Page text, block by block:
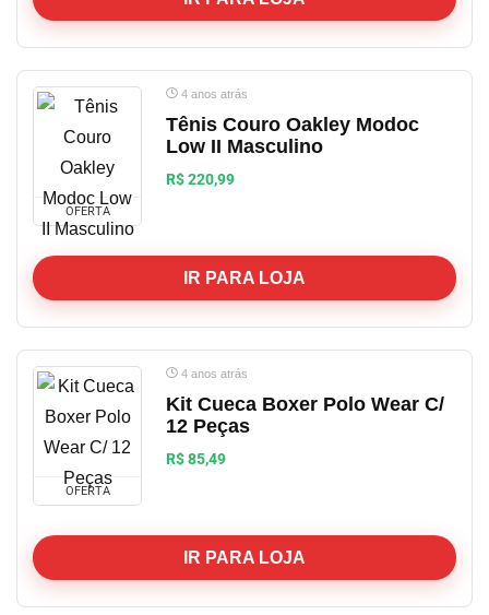
OFERTA
4 anos atrás
Tênis Couro Oakley Modoc
Low II Masculino
R$ 220,99
IR PARA LOJA
OFERTA
4 anos atrás
Kit Cueca Boxer Polo Wear C/
12 Peças
R$ 85,49
IR PARA LOJA